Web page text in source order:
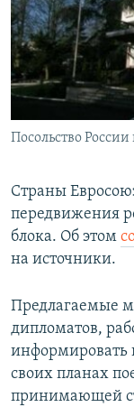
Посольство
Страны
передвижения
блока. Об этом
на источники.
Предлагаемые
дипломатов,
информировать
своих планах
принимающей